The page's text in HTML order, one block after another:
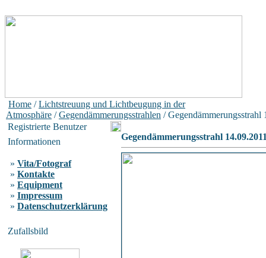
Home /Lichtstreuung und Lichtbeugung in der
Atmosphäre /Gegendämmerungsstrahlen / Gegendämmerungsstrahl
Registrierte Benutzer
Informationen
» Vita/Fotograf
» Kontakte
» Equipment
» Impressum
» Datenschutzerklärung
Zufallsbild
Gegendämmerungsstrahl